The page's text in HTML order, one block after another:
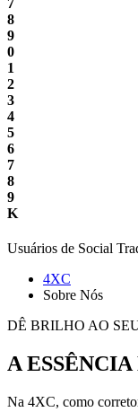
7
8
9
0
1
2
3
4
5
6
7
8
9
K
Usuários de Social
4XC
Sobre Nós
DÊ BRILHO AO
A ESSÊNCIA
Na 4XC, como